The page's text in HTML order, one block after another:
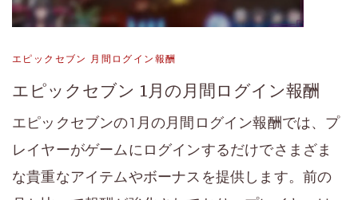
エピックセブン 月間ログイン報酬
エピックセブン 1月の月間ログイン報酬
エピックセブンの1月の月間ログイン報酬では、プ
レイヤーがゲームにログインするだけでさまざま
な貴重なアイテムやボーナスを提供します。前の